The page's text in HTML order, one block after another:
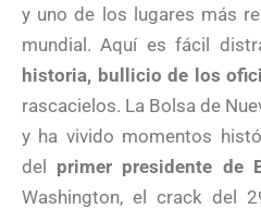
y uno de los lugares más
mundial. Aquí es fácil
historia, bullicio de los
rascacielos. La Bolsa de
y ha vivido momentos
del primer presidente de
Washington, el crack del